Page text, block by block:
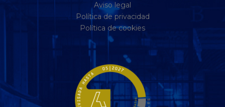
Aviso legal
Política de privacidad
Política de cookies